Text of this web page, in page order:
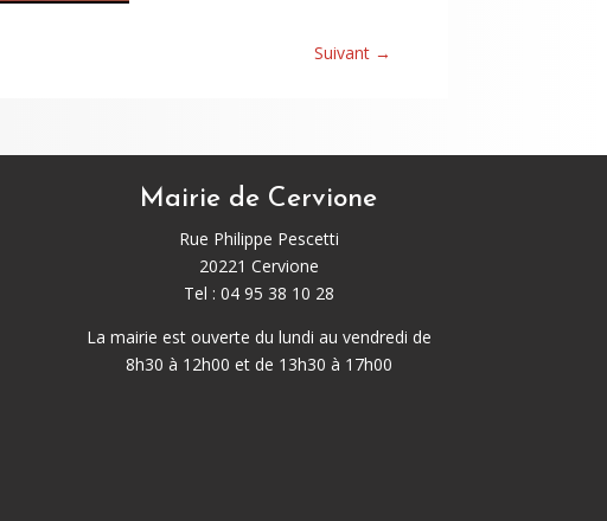
Suivant→
Mairie de Cervione
Rue Philippe Pescetti
20221 Cervione
Tel : 04 95 38 10 28
La mairie est ouverte du lundi au vendredi de
8h30 à 12h00 et de 13h30 à 17h00